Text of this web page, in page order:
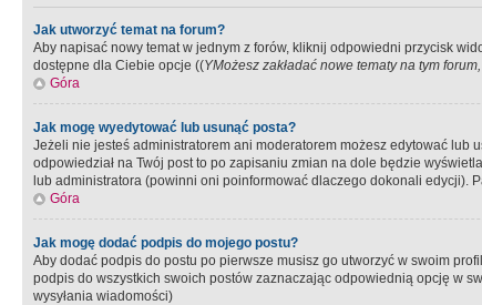
Jak utworzyć temat na forum?
Aby napisać nowy temat w jednym z forów, kliknij odpowiedni przycisk
dostępne dla Ciebie opcje ((YMożesz zakładać nowe tematy na tym
Góra
Jak mogę wyedytować lub usunąć posta?
Jeżeli nie jesteś administratorem ani moderatorem możesz edytować lub
odpowiedział na Twój post to po zapisaniu zmian na dole będzie
lub administratora (powinni oni poinformować dlaczego dokonali edycji).
Góra
Jak mogę dodać podpis do mojego postu?
Aby dodać podpis do postu po pierwsze musisz go utworzyć w swoim
podpis do wszystkich swoich postów zaznaczając odpowiednią opcję w
wysyłania wiadomości)